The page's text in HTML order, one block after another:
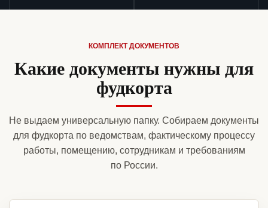
КОМПЛЕКТ ДОКУМЕНТОВ
Какие документы нужны для
фудкорта
Не выдаем универсальную папку. Собираем документы
для фудкорта по ведомствам, фактическому процессу
работы, помещению, сотрудникам и требованиям
по России.